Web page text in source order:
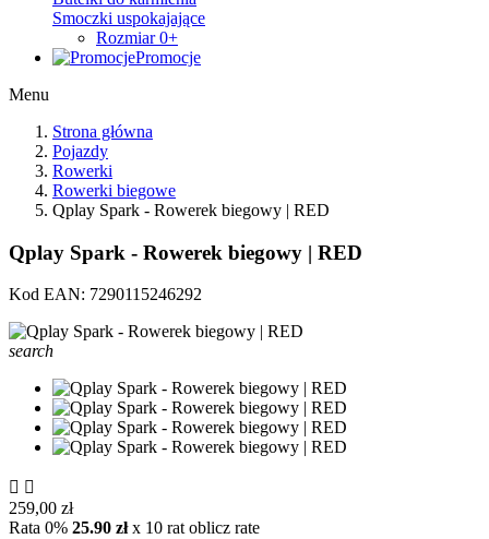
Smoczki uspokajające
Rozmiar 0+
Promocje
Menu
Strona główna
Pojazdy
Rowerki
Rowerki biegowe
Qplay Spark - Rowerek biegowy | RED
Qplay Spark - Rowerek biegowy | RED
Kod EAN: 7290115246292
search
 
259,00 zł
Rata 0% 25.90 złx 10 rat oblicz rate